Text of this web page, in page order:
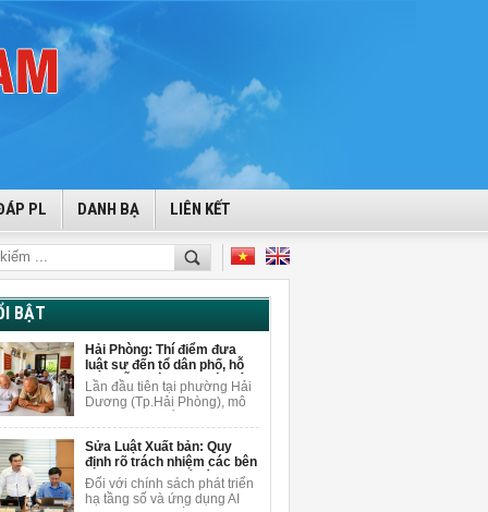
PL DANH BẠ LIÊN KẾT
BẬT
Hải Phòng: Thí điểm đưa
luật sư đến tổ dân phố, hỗ
trợ miễn phí cho người dân
Lần đầu tiên tại phường Hải
Dương (Tp.Hải Phòng), mô
gắn với tư vấn pháp lý miễn
phí được triển khai ngay tại
tổ dân phố để giải đáp
vướng mắc pháp lý cho
người dân.
Sửa Luật Xuất bản: Quy
định rõ trách nhiệm các bên
khi sử dụng AI để sáng tạo
nội dung
Đối với chính sách phát triển
hạ tầng số và ứng dụng AI